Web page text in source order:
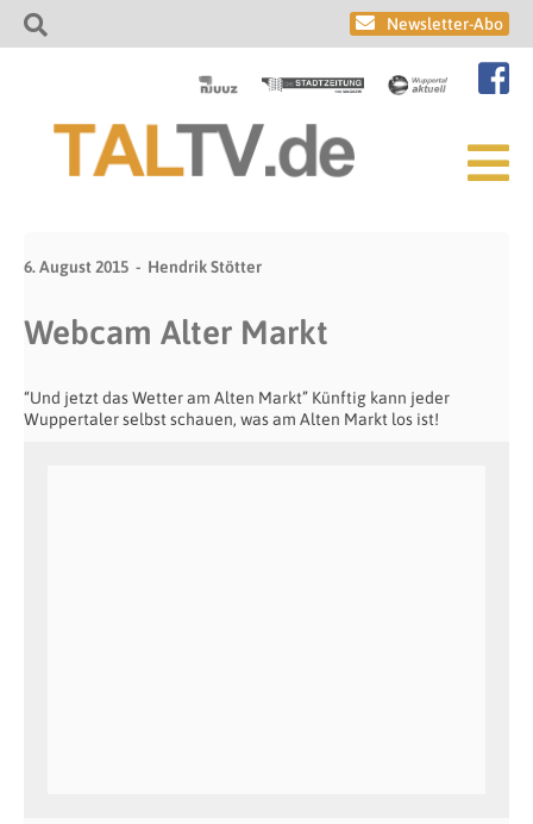
Newsletter-Abo
6. August 2015 Hendrik Stötter
Webcam Alter Markt
“Und jetzt das Wetter am Alten Markt” Künftig kann jeder
Wuppertaler selbst schauen, was am Alten Markt los ist!